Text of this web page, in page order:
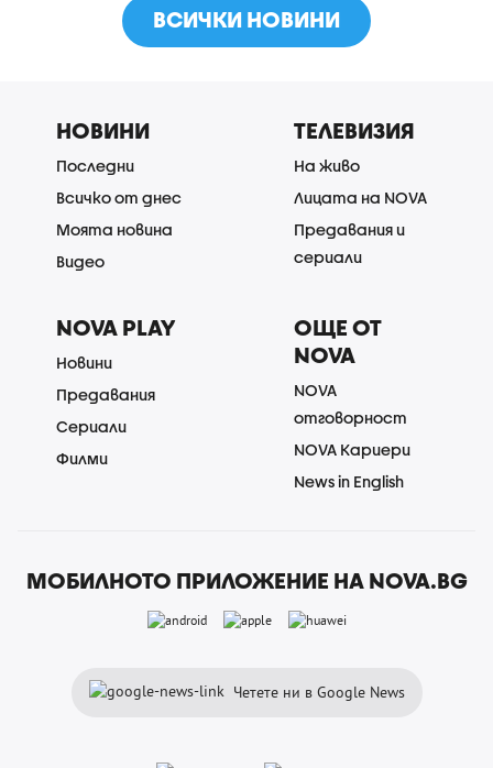
ВСИЧКИ НОВИНИ
НОВИНИ
Последни
Всичко от днес
Моята новина
Видео
ТЕЛЕВИЗИЯ
На живо
Лицата на NOVA
Предавания и
сериали
NOVA PLAY
Новини
Предавания
Сериали
Филми
ОЩЕ ОТ
NOVA
NOVA
отговорност
NOVA Кариери
News in English
МОБИЛНОТО ПРИЛОЖЕНИЕ НА NOVA.BG
Четете ни в Google News